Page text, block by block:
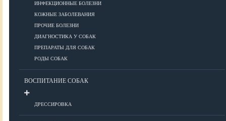
ИНФЕКЦИОННЫЕ БОЛЕЗНИ
КОЖНЫЕ ЗАБОЛЕВАНИЯ
ПРОЧИЕ БОЛЕЗНИ
ДИАГНОСТИКА У СОБАК
ПРЕПАРАТЫ ДЛЯ СОБАК
РОДЫ СОБАК
ВОСПИТАНИЕ СОБАК
ДРЕССИРОВКА
Европейские
Короткошерстные
Для аллергиков
Лысые
Русские
Длинношерстные
Рейтинги пород